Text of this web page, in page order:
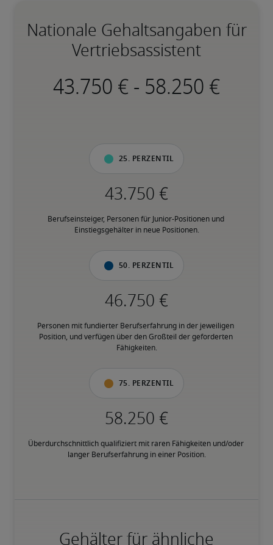
Nationale Gehaltsangaben für
Vertriebsassistent
-
25. Perzentil
Berufseinsteiger, Personen für Junior-Positionen und
Einstiegsgehälter in neue Positionen.
50. Perzentil
Personen mit fundierter Berufserfahrung in der jeweiligen
Position, und verfügen über den Großteil der geforderten
Fähigkeiten.
75. Perzentil
Überdurchschnittlich qualifiziert mit raren Fähigkeiten und/oder
langer Berufserfahrung in einer Position.
Gehälter für ähnliche